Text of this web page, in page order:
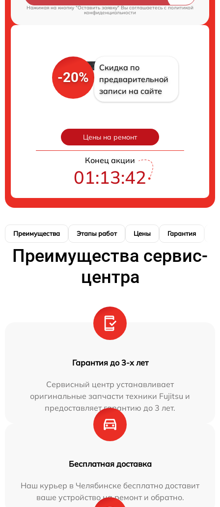
Нажимая на кнопку "Оставить заявку" Вы соглашаетесь cполитикой
конфиденциальности
-20%
Скидка по
предварительной
записи на сайте
Цены на ремонт
Конец акции
01:13:41
Преимущества Этапы работ Цены Гарантия
Преимущества сервис-
центра
Гарантия до 3-х лет
Сервисный центр устанавливает
оригинальные запчасти техники Fujitsu и
предоставляет гарантию до 3 лет.
Бесплатная доставка
Наш курьер в Челябинске бесплатно доставит
ваше устройство на ремонт и обратно.